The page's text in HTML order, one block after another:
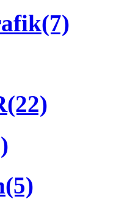
(7)
(22)
(5)